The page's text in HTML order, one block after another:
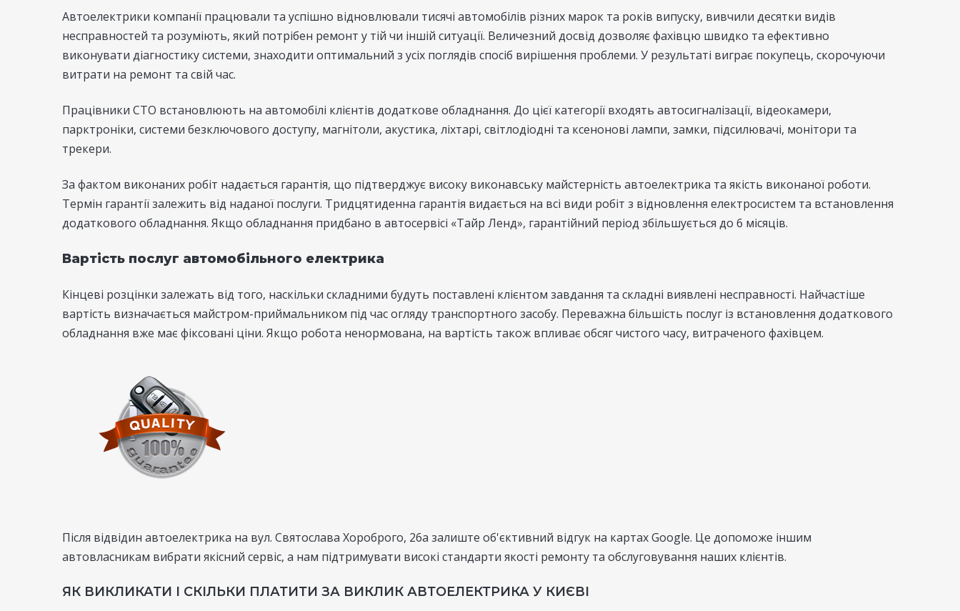
Автоелектрики компанії працювали та успішно відновлювали тисячі автомобілів різних марок та років випуску, вивчили десятки видів
несправностей та розуміють, який потрібен ремонт у тій чи іншій ситуації. Величезний досвід дозволяє фахівцю швидко та ефективно
виконувати діагностику системи, знаходити оптимальний з усіх поглядів спосіб вирішення проблеми. У результаті виграє покупець, скорочуючи
витрати на ремонт та свій час.
Працівники СТО встановлюють на автомобілі клієнтів додаткове обладнання. До цієї категорії входять автосигналізації, відеокамери,
парктроніки, системи безключового доступу, магнітоли, акустика, ліхтарі, світлодіодні та ксенонові лампи, замки, підсилювачі, монітори та
трекери.
За фактом виконаних робіт надається гарантія, що підтверджує високу виконавську майстерність автоелектрика та якість виконаної роботи.
Термін гарантії залежить від наданої послуги. Тридцятиденна гарантія видається на всі види робіт з відновлення електросистем та встановлення
додаткового обладнання. Якщо обладнання придбано в автосервісі «Тайр Ленд», гарантійний період збільшується до 6 місяців.
Вартість послуг автомобільного електрика
Кінцеві розцінки залежать від того, наскільки складними будуть поставлені клієнтом завдання та складні виявлені несправності. Найчастіше
вартість визначається майстром-приймальником під час огляду транспортного засобу. Переважна більшість послуг із встановлення додаткового
обладнання вже має фіксовані ціни. Якщо робота ненормована, на вартість також впливає обсяг чистого часу, витраченого фахівцем.
Після відвідин автоелектрика на вул. Святослава Хороброго, 26а залиште об'єктивний відгук на картах Google. Це допоможе іншим
автовласникам вибрати якісний сервіс, а нам підтримувати високі стандарти якості ремонту та обслуговування наших клієнтів.
ЯК ВИКЛИКАТИ І СКІЛЬКИ ПЛАТИТИ ЗА ВИКЛИК АВТОЕЛЕКТРИКА У КИЄВІ